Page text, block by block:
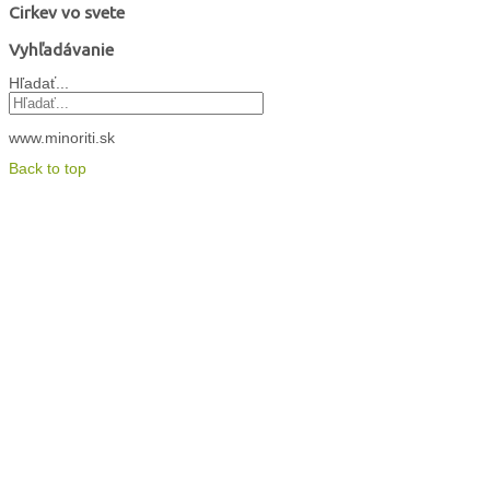
Cirkev vo svete
Vyhľadávanie
Hľadať...
www.minoriti.sk
Back to top